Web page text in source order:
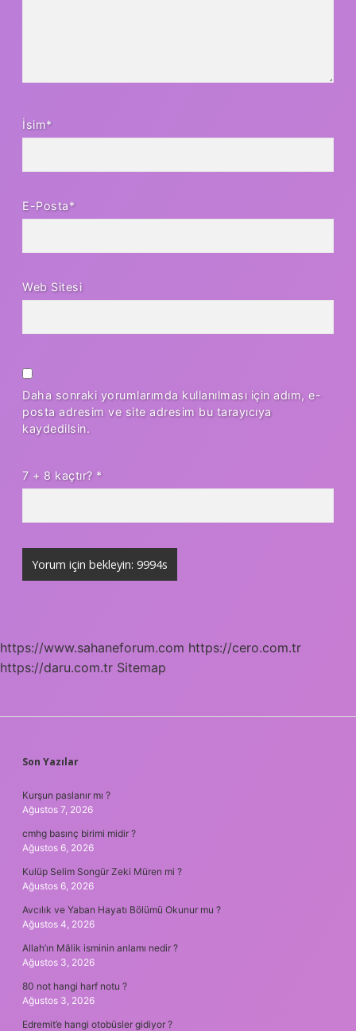
İsim*
E-Posta*
Web Sitesi
Daha sonraki yorumlarımda kullanılması için adım, e-
posta adresim ve site adresim bu tarayıcıya
kaydedilsin.
7 + 8 kaçtır? *
https://www.sahaneforum.com https://cero.com.tr
https://daru.com.tr Sitemap
SIDEBAR
Son Yazılar
Kurşun paslanır mı ?
Ağustos 7, 2026
cmhg basınç birimi midir ?
Ağustos 6, 2026
Kulüp Selim Songür Zeki Müren mi ?
Ağustos 6, 2026
Avcılık ve Yaban Hayatı Bölümü Okunur mu ?
Ağustos 4, 2026
Allah’ın Mâlik isminin anlamı nedir ?
Ağustos 3, 2026
80 not hangi harf notu ?
Ağustos 3, 2026
Edremit’e hangi otobüsler gidiyor ?